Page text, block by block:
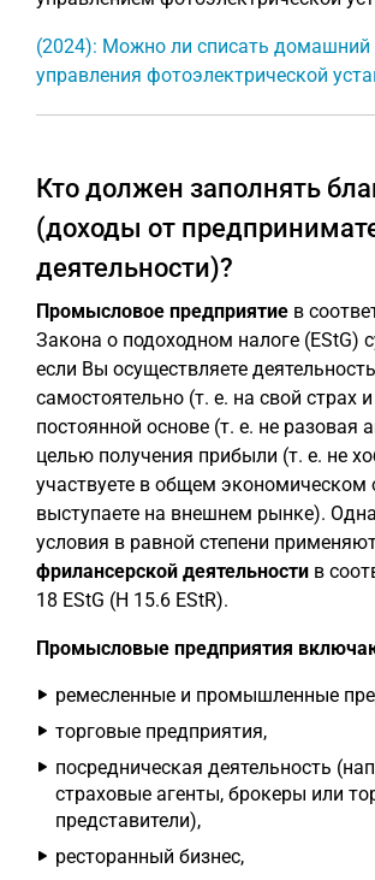
(2024): Можно ли списать домашний
управления фотоэлектрической
Кто должен заполнять
(доходы от
деятельности)?
Промысловое предприятие в
Закона о подоходном налоге (EStG)
если Вы осуществляете деятельность
самостоятельно (т. е. на свой страх
постоянной основе (т. е. не разовая
целью получения прибыли (т. е. не
участвуете в общем экономическом
выступаете на внешнем рынке).
условия в равной степени
фрилансерской деятельности в
18 EStG (H 15.6 EStR).
Промысловые предприятия
ремесленные и промышленные
торговые предприятия,
посредническая деятельность
страховые агенты, брокеры или
представители),
ресторанный бизнес,